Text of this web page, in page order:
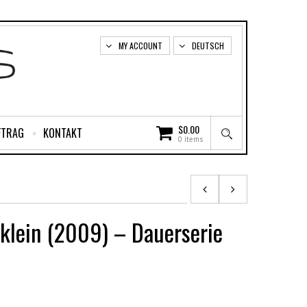
DEUTSCH
MY ACCOUNT
$0.00
0 items
KONTAKT
(2009) – Dauerserie